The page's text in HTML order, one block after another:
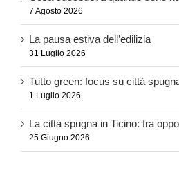
7 Agosto 2026
La pausa estiva dell’edilizia
31 Luglio 2026
Tutto green: focus su città
1 Luglio 2026
La città spugna in Ticino: fra
25 Giugno 2026